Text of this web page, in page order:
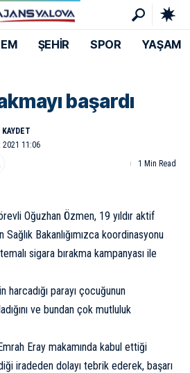
ŞEHİR SPOR YAŞAM
başardı
2021 11:06
1 Min Read
Oğuzhan Özmen, 19 yıldır aktif
Sağlık Bakanlığımızca koordinasyonu
sigara bırakma kampanyası ile
harcadığı parayı çocuğunun
ve bundan çok mutluluk
Eray makamında kabul ettiği
iradeden dolayı tebrik ederek, başarı